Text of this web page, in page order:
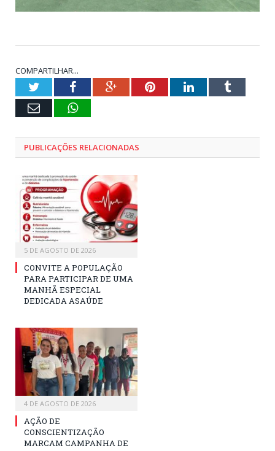
COMPARTILHAR...
TwitterFacebookGoogle+PinterestLinkedInTumblr
E-
WhatsApp
PUBLICAÇÕES RELACIONADAS
5 DE AGOSTO DE 2026
CONVITE A POPULAÇÃO
PARA PARTICIPAR DE UMA
MANHÃ ESPECIAL
DEDICADA ASAÚDE
4 DE AGOSTO DE 2026
AÇÃO DE
CONSCIENTIZAÇÃO
MARCAM CAMPANHA DE